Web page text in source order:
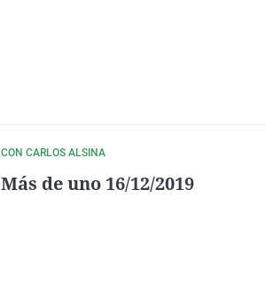
CON CARLOS ALSINA
Más de uno 16/12/2019